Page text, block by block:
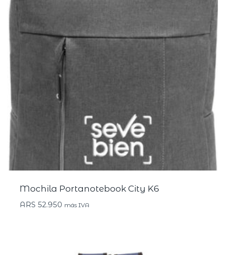
Mochila Portanotebook City K6
ARS 52.950 más IVA